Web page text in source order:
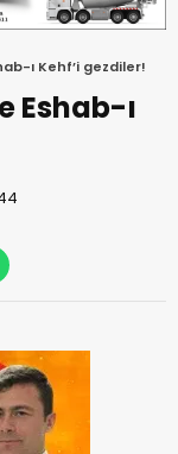
ı Kehf’i gezdiler!
Eshab-ı